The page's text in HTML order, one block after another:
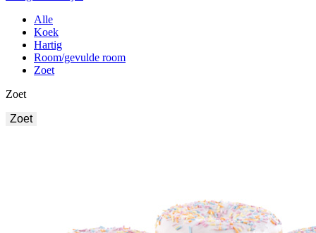
Alle
Koek
Hartig
Room/gevulde room
Zoet
Zoet
Zoet